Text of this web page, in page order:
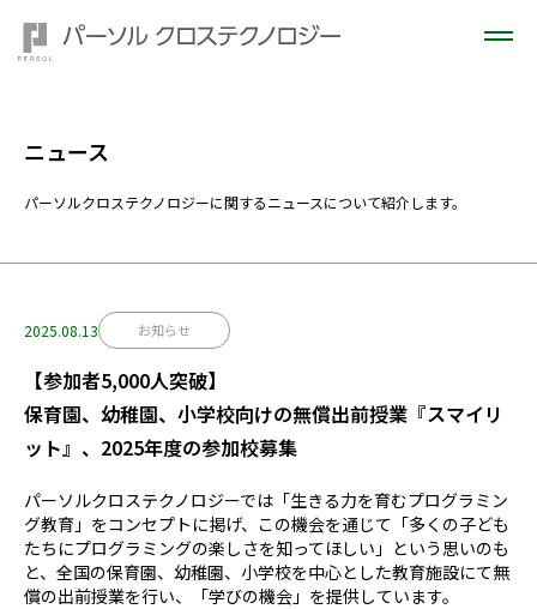
ニュース
パーソルクロステクノロジーに関するニュースについて紹介します。
2025.08.13 お知らせ
【参加者5,000人突破】
保育園、幼稚園、小学校向けの無償出前授業『スマイリ
ット』、2025年度の参加校募集
パーソルクロステクノロジーでは「生きる力を育むプログラミン
グ教育」をコンセプトに掲げ、この機会を通じて「多くの子ども
たちにプログラミングの楽しさを知ってほしい」という思いのも
と、全国の保育園、幼稚園、小学校を中心とした教育施設にて無
償の出前授業を行い、「学びの機会」を提供しています。